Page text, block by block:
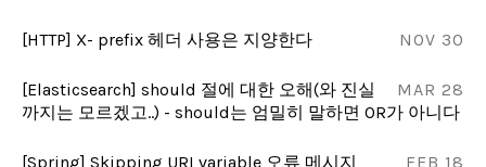
NOV 30
[HTTP] X- prefix 헤더 사용은 지양한다
MAR 28
[Elasticsearch] should 절에 대한 오해(와 진실
까지는 모르겠고..) - should는 엄밀히 말하면 OR가 아니다
FEB 18
[Spring] Skipping URI variable 오류 메시지